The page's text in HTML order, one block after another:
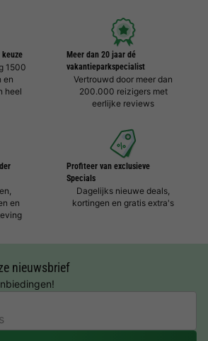
1500
en
heel
Meer dan 20 jaar dé
vakantieparkspecialist
Vertrouwd door meer dan
200.000 reizigers met
eerlijke reviews
en
Profiteer van exclusieve
Specials
Dagelijks nieuwe deals,
kortingen en gratis extra's
nieuwsbrief